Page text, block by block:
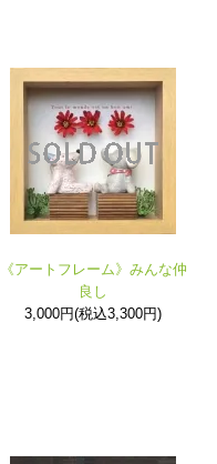
《アートフレーム》みんな仲
良し
3,000円(税込3,300円)